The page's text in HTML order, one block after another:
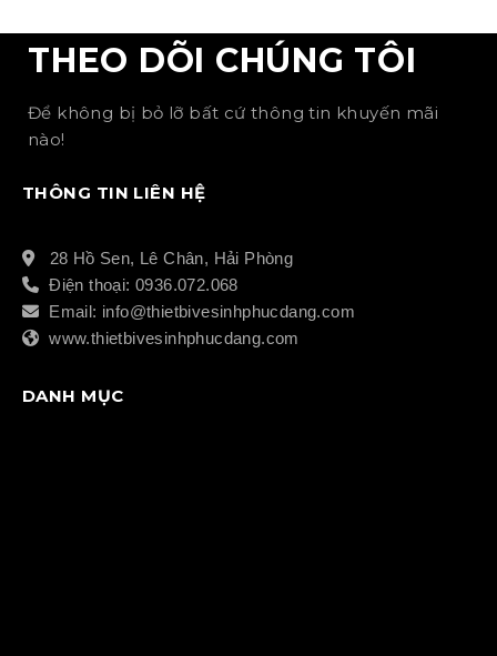
THEO DÕI CHÚNG TÔI
Để không bị bỏ lỡ bất cứ thông tin khuyến mãi
nào!
THÔNG TIN LIÊN HỆ
28 Hồ Sen, Lê Chân, Hải Phòng
Điện thoại: 0936.072.068
Email: info@thietbivesinhphucdang.com
www.thietbivesinhphucdang.com
DANH MỤC